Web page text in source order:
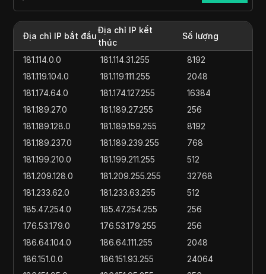
Địa chỉ IP bắt đầu
Địa chỉ IP kết
thúc
Số lượng
181.114.0.0 181.114.31.255
8192
181.119.104.0
181.119.111.255
2048
181.174.64.0
181.174.127.255
16384
181.189.27.0
181.189.27.255
256
181.189.128.0
181.189.159.255
8192
181.189.237.0
181.189.239.255
768
181.199.210.0
181.199.211.255
512
181.209.128.0
181.209.255.255
32768
181.233.62.0
181.233.63.255
512
185.47.254.0
185.47.254.255
256
176.53.179.0
176.53.179.255
256
186.64.104.0
186.64.111.255
2048
186.151.0.0
186.151.93.255
24064